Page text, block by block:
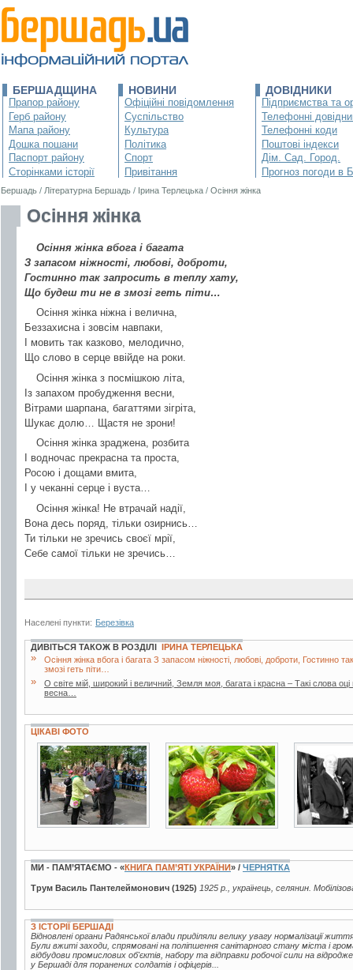
БЕРШАДЩИНА
Прапор району
Герб району
Мапа району
Дошка пошани
Паспорт району
Сторінками історії
НОВИНИ
Офіційні повідомлення
Суспільство
Культура
Політика
Спорт
Привітання
ДОВІДНИКИ
Підприємства та
Телефонні
Телефонні коди
Поштові індекси
Дім. Сад. Город.
Прогноз погоди в
Бершадь / Літературна Бершадь / Ірина Терлецька / Осіння жінка
Осіння жінка
Осіння жінка вбога і багата
З запасом ніжності, любові, доброти,
Гостинно так запросить в теплу хату,
Що будеш ти не в змозі геть піти…
Осіння жінка ніжна і велична,
Беззахисна і зовсім навпаки,
І мовить так казково, мелодично,
Що слово в серце ввійде на роки.
Осіння жінка з посмішкою літа,
Із запахом пробудження весни,
Вітрами шарпана, багаттями зігріта,
Шукає долю… Щастя не зрони!
Осіння жінка зраджена, розбита
І водночас прекрасна та проста,
Росою і дощами вмита,
І у чеканні серце і вуста…
Осіння жінка! Не втрачай надії,
Вона десь поряд, тільки озирнись…
Ти тільки не зречись своєї мрії,
Себе самої тільки не зречись…
Населені пункти: Березівка
ДИВІТЬСЯ ТАКОЖ В РОЗДІЛІ ІРИНА ТЕРЛЕЦЬКА
»
Осіння жінка вбога і багата З запасом ніжності, любові, доброти, Гостинно
змозі геть піти…
»
О світе мій, широкий і величний, Земля моя, багата і красна – Такі слова оці
весна…
ЦІКАВІ ФОТО
4 фото 7 фото
МИ - ПАМ’ЯТАЄМО - «КНИГА ПАМ’ЯТІ УКРАЇНИ» / ЧЕРНЯТКА
Трум Василь Пантелеймонович (1925) 1925 р., українець, селянин.
З ІСТОРІЇ БЕРШАДІ
Відновлені органи Радянської влади приділяли велику увагу нормалізації
Були вжиті заходи, спрямовані на поліпшення санітарного стану міста і
відбудови промислових об'єктів, набору та відправки робочої сили на
у Бершаді для поранених солдатів і офіцерів...